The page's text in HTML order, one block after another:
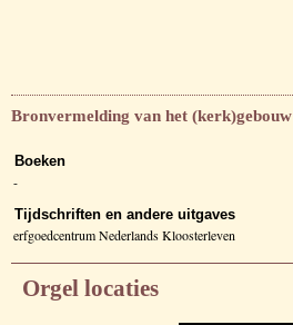
Bronvermelding van het (kerk)gebouw
Boeken
-
Tijdschriften en andere uitgaves
erfgoedcentrum Nederlands Kloosterleven
Orgel locaties